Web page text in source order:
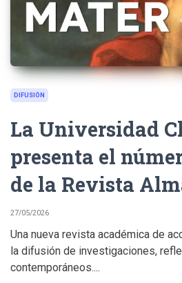
DIFUSIÓN
La Universidad
presenta el
de la Revista
27/05/2026
Una nueva revista académica de
la difusión de investigaciones,
contemporáneos....